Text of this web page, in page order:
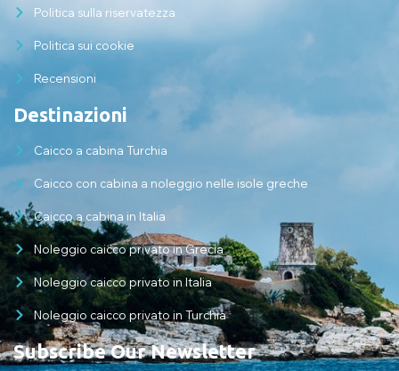
Politica sulla riservatezza
Politica sui cookie
Recensioni
Destinazioni
Caicco a cabina Turchia
Caicco con cabina a noleggio nelle isole greche
Caicco a cabina in Italia
Noleggio caicco privato in Grecia
Noleggio caicco privato in Italia
Noleggio caicco privato in Turchia
Subscribe Our Newsletter